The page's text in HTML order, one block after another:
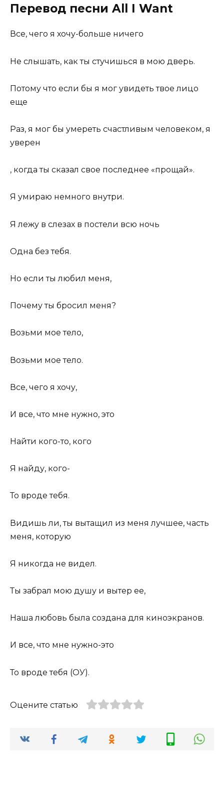
Перевод песни All I Want
Все, чего я хочу-больше ничего
Не слышать, как ты стучишься в мою дверь.
Потому что если бы я мог увидеть твое лицо
еще
Раз, я мог бы умереть счастливым человеком, я
уверен
, когда ты сказал свое последнее «прощай».
Я умираю немного внутри.
Я лежу в слезах в постели всю ночь
Одна без тебя.
Но если ты любил меня,
Почему ты бросил меня?
Возьми мое тело,
Возьми мое тело.
Все, чего я хочу,
И все, что мне нужно, это
Найти кого-то, кого
Я найду, кого-
То вроде тебя.
Видишь ли, ты вытащил из меня лучшее, часть
меня, которую
Я никогда не видел.
Ты забрал мою душу и вытер ее,
Наша любовь была создана для киноэкранов.
И все, что мне нужно-это
То вроде тебя (ОУ).
Оцените статью